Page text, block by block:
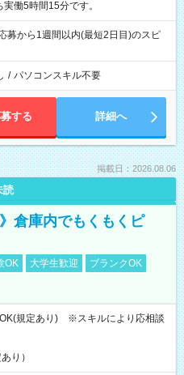
のうち実働5時間15分です。
募から1週間以内(最短2日目)のスピ
/ パソコンスキル不要
する 詳細へ
掲載日：2026.08.06
読
倉庫内でもくもくピ
OK 大学生歓迎
ブランクOK
規定あり) ※スキルにより応相談
り）